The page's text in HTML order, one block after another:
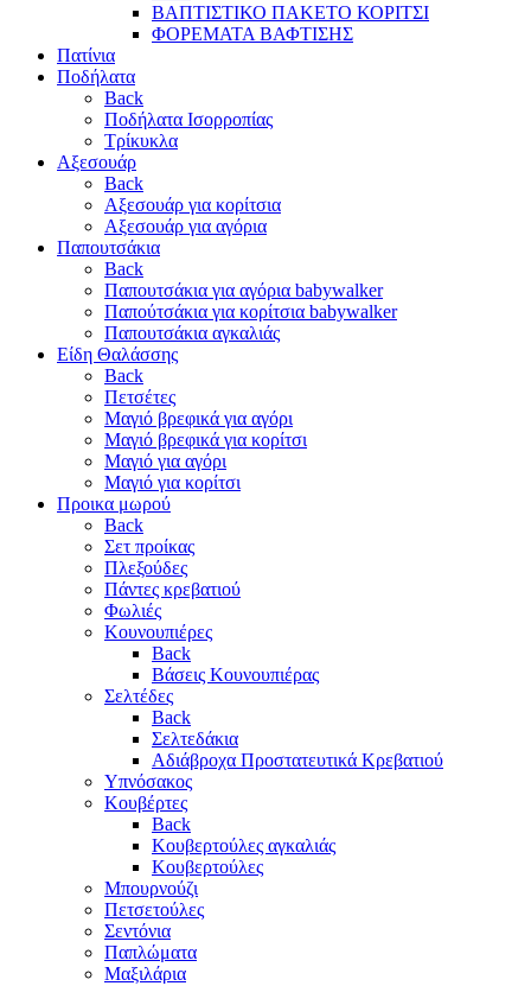
ΒΑΠΤΙΣΤΙΚΟ ΠΑΚΕΤΟ ΚΟΡΙΤΣΙ
ΦΟΡΕΜΑΤΑ ΒΑΦΤΙΣΗΣ
Πατίνια
Ποδήλατα
Back
Ποδήλατα Ισορροπίας
Τρίκυκλα
Αξεσουάρ
Back
Αξεσουάρ για κορίτσια
Αξεσουάρ για αγόρια
Παπουτσάκια
Back
Παπουτσάκια για αγόρια babywalker
Παπούτσάκια για κορίτσια babywalker
Παπουτσάκια αγκαλιάς
Είδη Θαλάσσης
Back
Πετσέτες
Μαγιό βρεφικά για αγόρι
Μαγιό βρεφικά για κορίτσι
Μαγιό για αγόρι
Μαγιό για κορίτσι
Προικα μωρού
Back
Σετ προίκας
Πλεξούδες
Πάντες κρεβατιού
Φωλιές
Κουνουπιέρες
Back
Βάσεις Κουνουπιέρας
Σελτέδες
Back
Σελτεδάκια
Αδιάβροχα Προστατευτικά Κρεβατιού
Υπνόσακος
Κουβέρτες
Back
Κουβερτούλες αγκαλιάς
Κουβερτούλες
Μπουρνούζι
Πετσετούλες
Σεντόνια
Παπλώματα
Μαξιλάρια